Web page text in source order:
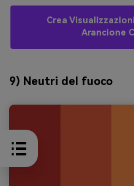
Crea
Arancione
9) Neutri del fuoco